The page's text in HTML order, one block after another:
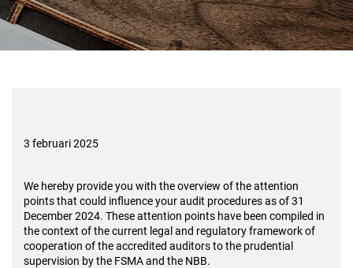
3 februari 2025
We hereby provide you with the overview of the attention
points that could influence your audit procedures as of 31
December 2024. These attention points have been compiled in
the context of the current legal and regulatory framework of
cooperation of the accredited auditors to the prudential
supervision by the FSMA and the NBB.